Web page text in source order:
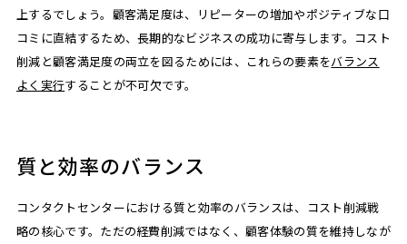
上するでしょう。顧客満足度は、リピーターの増加やポジティブな口
コミに直結するため、長期的なビジネスの成功に寄与します。コスト
削減と顧客満足度の両立を図るためには、これらの要素をバランス
よく実行することが不可欠です。
質と効率のバランス
コンタクトセンターにおける質と効率のバランスは、コスト削減戦
略の核心です。ただの経費削減ではなく、顧客体験の質を維持しなが